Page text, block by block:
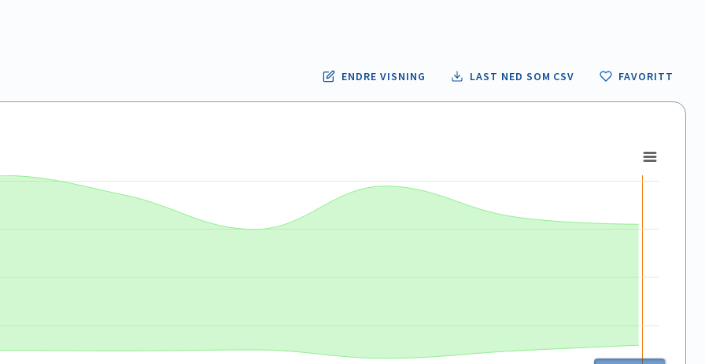
ENDRE VISNING LAST NED SOM CSV FAVORITT